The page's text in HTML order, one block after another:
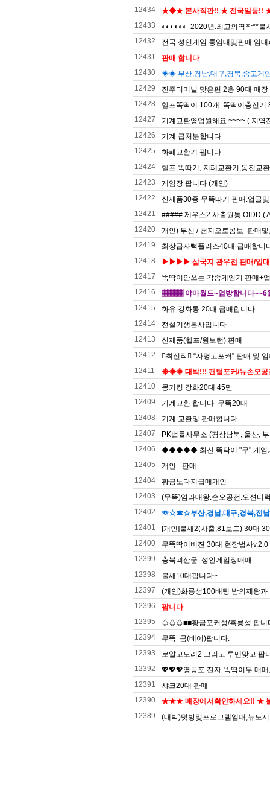
12434
★◆★ 본사직판!! ★ 전국일등!! ★
12433
◐◐◐◐◐◐ 2020년.최고의역작**불
12432
전국 성인게임 통임대및판매 임
12431
판매 합니다
12430
◈◈ 부산,경남,대구,경북,중고게
12429
진주터미널 맞은편 2층 90대 매장
12428
헬프똑딱이 100개. 똑딱이충전기
12427
기계교환영업원해요 ~~~~ ( 지역
12426
기계 급처분합니다
12425
화폐교환기 팝니다
12424
헬프 똑따기, 지폐교환기,동전교
12423
게임장 팝니다 (개인)
12422
신제품30종 무똑따기 판매.업글
12421
##### 제우스2 사출원통 OIDD (
12420
개인) 투신 / 천지오토콤보 판매
12419
최상급자뻑플러스40대 급매합니
12418
▶▶▶▶ 삼국지 관우전 판매/임
12417
똑딱이안쓰는 각종게임기 판매+
12416
▦▦▦ 야마월드~업방합니다~~6
12415
화유 강화통 20대 급매합니다.
12414
전설기생본사입니다
12413
신제품(헬프/원보턴) 판매
12412
󰂎최신작󰂎 “자명고포커” 판매 및
12411
◈◈◈ 대박!!! 팬텀포커/뉴손오공
12410
몽키킹 강화20대 45만
12409
기계교환 합니다 무똑20대
12408
기계 교환및 판매합니다
12407
PK법률사무소 (경상남북, 울산,
12406
◆◆◆◆◆ 최신 똑닥이 "무" 게
12405
개인 _판매
12404
황금노다지급매개인
12403
(무똑)염라대왕.손오공전.오션디
12402
☏☆☎☆부산,경남,대구,경북,전남
12401
[개인]불새2(사출,81보드) 30대
12400
무똑딱이버젼 30대 현장법사
12399
충북괴산군 성인게임장매매
12398
불새10대팝니다~
12397
(개인)화룡성100배팅 밤의제왕과
12396
팝니다
12395
♤♤♤■■황금포커성/흑룡성 팝
12394
무똑 곰(베어)팝니다.
12393
로얄고도리2 그리고 투맨맞고 팝
12392
💖💖💖영등포 전자-똑딱이무 매
12391
샤크20대 판매
12390
★★★ 매장에서확인하세요!! ★
12389
(대박)덧방및프로그램임대,뉴도